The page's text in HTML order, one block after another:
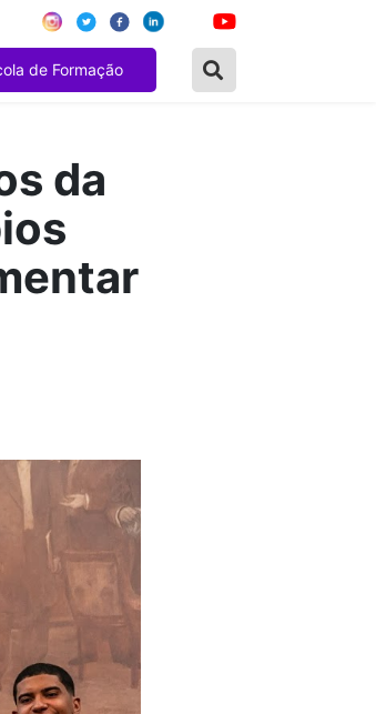
de Formação
da